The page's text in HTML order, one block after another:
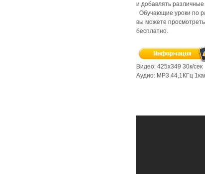
и добавлять различные
Обучающие уроки по
вы можете
бесплатно.
Видео: 425х349 30к/сек
Аудио: MP3 44,1КГц